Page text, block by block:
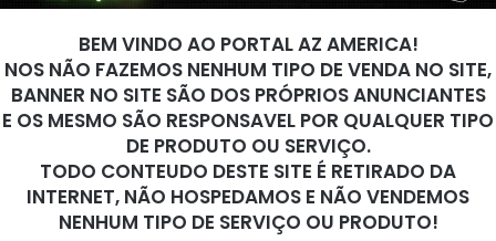
BEM VINDO AO PORTAL AZ AMERICA!
NOS NÃO FAZEMOS NENHUM TIPO DE VENDA NO SITE,
BANNER NO SITE SÃO DOS PRÓPRIOS ANUNCIANTES
E OS MESMO SÃO RESPONSAVEL POR QUALQUER TIPO
DE PRODUTO OU SERVIÇO.
TODO CONTEUDO DESTE SITE É RETIRADO DA
INTERNET, NÃO HOSPEDAMOS E NÃO VENDEMOS
NENHUM TIPO DE SERVIÇO OU PRODUTO!